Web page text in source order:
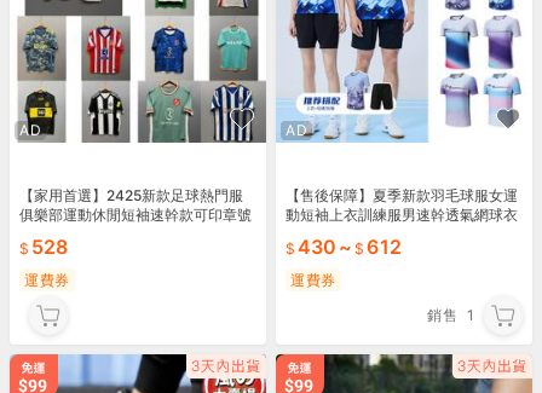
AD
【家用首選】2425新款足球熱門服
俱樂部運動休閒短袖速幹款可印章號
528
運費券
AD
【售後保障】夏季新款羽毛球服女運
動短袖上衣訓練服男速幹透氣網球衣
430 ~ 612
運費券
銷售 1